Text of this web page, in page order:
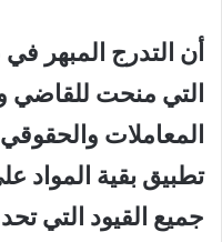
أن التدرج المبهر
التي منحت للقاضي
المعاملات
تطبيق بقية المواد
جميع القيود التي